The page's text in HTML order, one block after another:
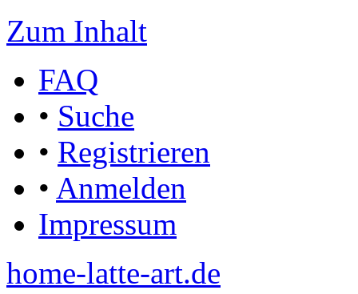
Zum Inhalt
FAQ
• Suche
• Registrieren
• Anmelden
Impressum
home-latte-art.de